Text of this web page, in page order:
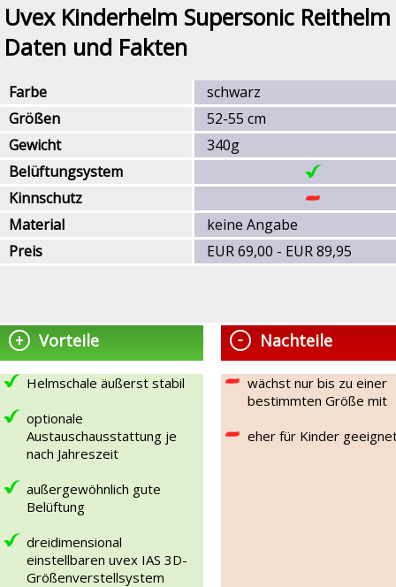
Uvex Kinderhelm Supersonic Reithelm
Daten und Fakten
Farbe
schwarz
Größen
52-55 cm
Gewicht
340g
Belüftungsystem
Kinnschutz
Material
keine Angabe
Preis
EUR 69,00 - EUR 89,95
Vorteile
Helmschale äußerst stabil
optionale
Austauschausstattung je
nach Jahreszeit
außergewöhnlich gute
Belüftung
dreidimensional
einstellbaren uvex IAS 3D-
Größenverstellsystem
Nachteile
wächst nur bis zu einer
bestimmten Größe mit
eher für Kinder